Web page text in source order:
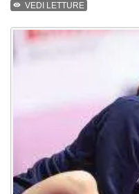
VEDI LETTURE